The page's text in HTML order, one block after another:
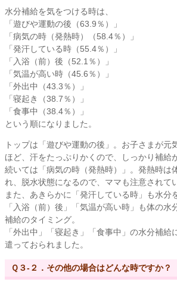
水分補給を気をつける時は、
「遊びや運動の後（63.9％）」
「病気の時（発熱時）（58.4％）」
「発汗している時（55.4％）」
「入浴（前）後（52.1％）」
「気温が高い時（45.6％）」
「外出中（43.3％）」
「寝起き（38.7％）」
「食事中（38.4％）」
という順になりました。
トップは「遊びや運動の後」。お子さまが元
ほど、汗をたっぷりかくので、しっかり補給
続いては「病気の時（発熱時）」。発熱時は
れ、脱水状態になるので、ママも注意されて
また、あきらかに「発汗している時」も水分
「入浴（前）後」「気温が高い時」も体の水
補給のタイミング。
「外出中」「寝起き」「食事中」の水分補給
遣っておられました。
Ｑ３-２．その他の場合はどんな時ですか？